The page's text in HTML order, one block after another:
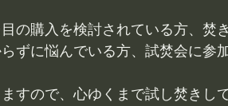
の購入を検討されている方、焚
ずに悩んでいる方、試焚会に参
すので、心ゆくまで試し焚きし